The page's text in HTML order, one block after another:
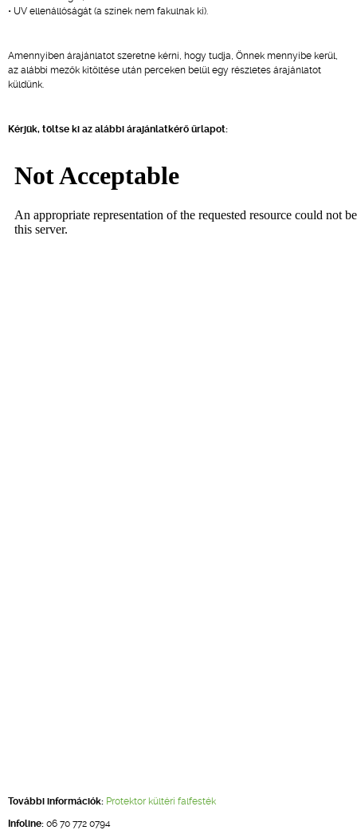
• UV ellenállóságát (a színek nem fakulnak ki).
Amennyiben árajánlatot szeretne kérni, hogy tudja, Önnek mennyibe kerül,
az alábbi mezők kitöltése után perceken belül egy részletes árajánlatot
küldünk.
Kérjük, töltse ki az alábbi árajánlatkérő űrlapot:
További információk: Protektor kültéri falfesték
Infoline: 06 70 772 0794